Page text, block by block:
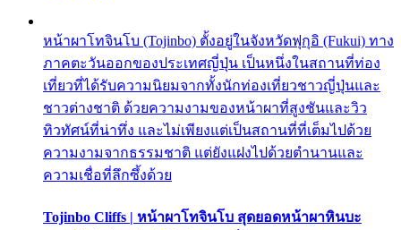
หน้าผาโทจินโบ (Tojinbo) ตั้งอยู่ในจังหวัดฟุกุอิ (Fukui) ทาง
ภาคตะวันออกของประเทศญี่ปุ่น เป็นหนึ่งในสถานที่ท่อง
เที่ยวที่ได้รับความนิยมจากทั้งนักท่องเที่ยวชาวญี่ปุ่นและ
ชาวต่างชาติ ด้วยความงามของหน้าผาที่สูงชันและวิว
ทิวทัศน์ที่น่าทึ่ง และไม่เพียงแต่เป็นสถานที่ที่เต็มไปด้วย
ความงามจากธรรมชาติ แต่ยังแฝงไปด้วยตำนานและ
ความเชื่อที่ลึกซึ้งด้วย
Tojinbo Cliffs | หน้าผาโทจินโบ สุดยอดหน้าผาหินบะ